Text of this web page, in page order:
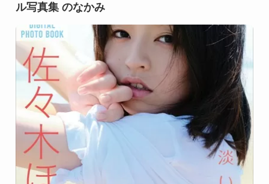
ル写真集 のなかみ